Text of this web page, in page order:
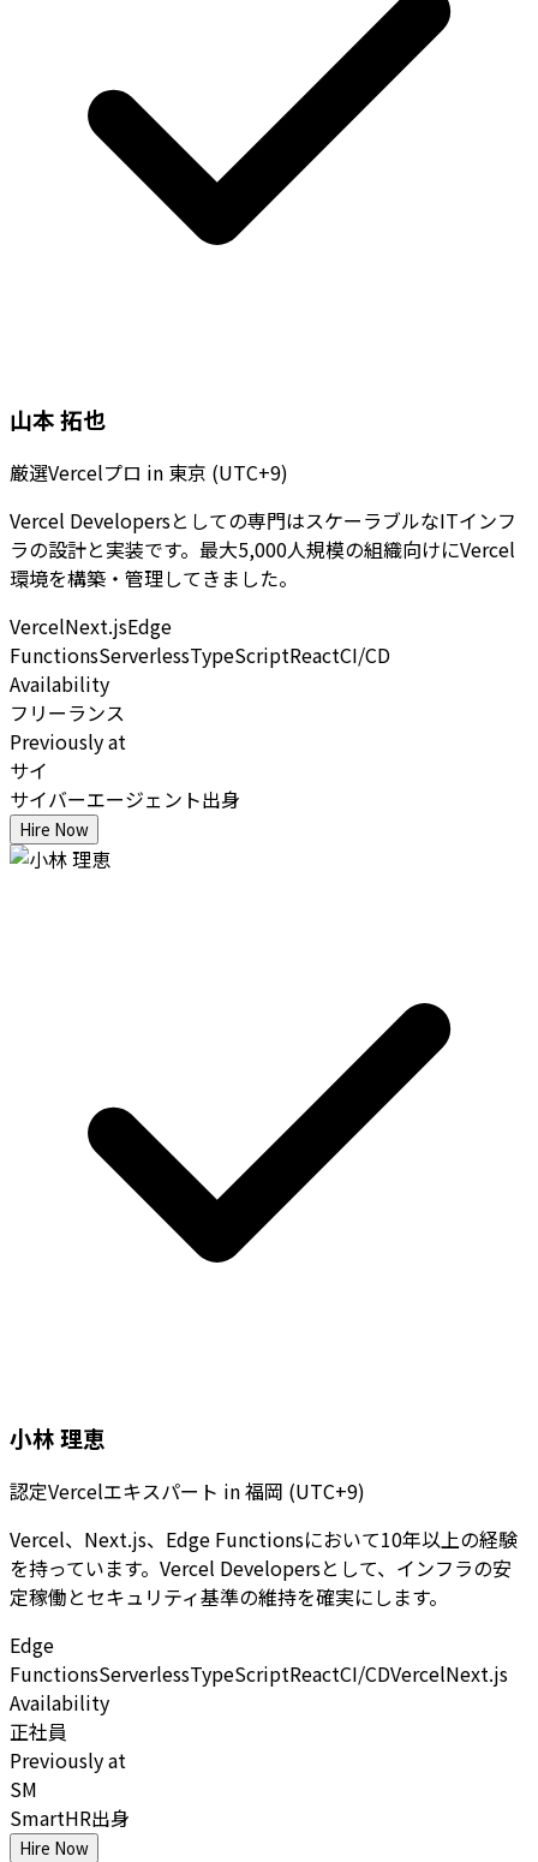
山本 拓也
厳選Vercelプロ in 東京 (UTC+9)
Vercel Developersとしての専門はスケーラブルなITインフ
ラの設計と実装です。最大5,000人規模の組織向けにVercel
環境を構築・管理してきました。
VercelNext.jsEdge
FunctionsServerlessTypeScriptReactCI/CD
Availability
フリーランス
Previously at
サイ
サイバーエージェント出身
Hire Now
小林 理恵
認定Vercelエキスパート in福岡 (UTC+9)
Vercel、Next.js、Edge Functionsにおいて10年以上の経験
を持っています。Vercel Developersとして、インフラの安
定稼働とセキュリティ基準の維持を確実にします。
Edge
FunctionsServerlessTypeScriptReactCI/CDVercelNext.js
Availability
正社員
Previously at
SM
SmartHR出身
Hire Now